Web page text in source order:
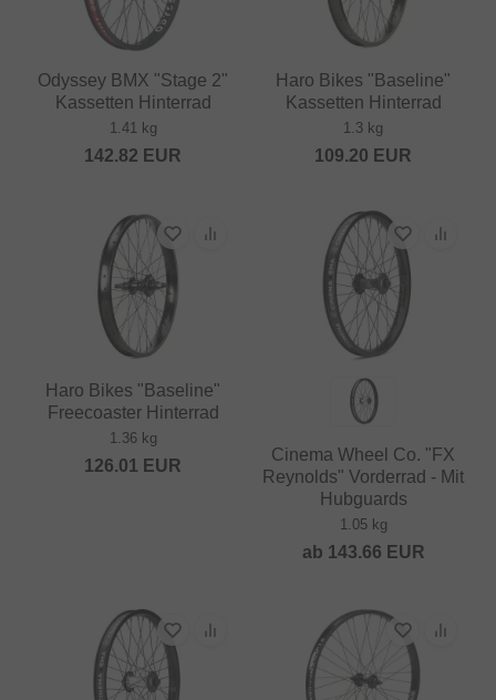
Odyssey BMX "Stage 2"
Kassetten Hinterrad
1.41 kg
142.82 EUR
Haro Bikes "Baseline"
Kassetten Hinterrad
1.3 kg
109.20 EUR
Haro Bikes "Baseline"
Freecoaster Hinterrad
1.36 kg
126.01 EUR
Cinema Wheel Co. "FX
Reynolds" Vorderrad - Mit
Hubguards
1.05 kg
ab 143.66 EUR